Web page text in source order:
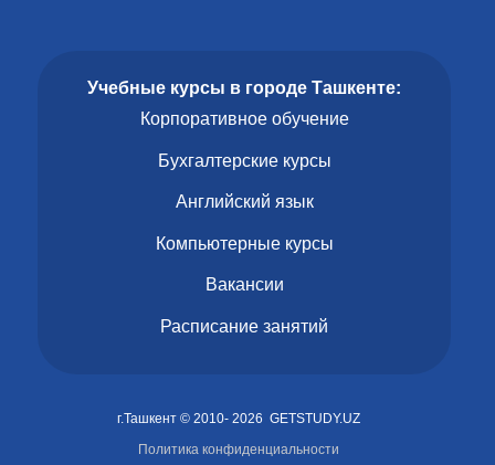
Учебные курсы в городе Ташкенте:
Корпоративное обучение
Бухгалтерские курсы
Английский язык
Компьютерные курсы
Вакансии
Расписание занятий
г.Ташкент © 2010- 2026 GETSTUDY.UZ
Политика конфиденциальности